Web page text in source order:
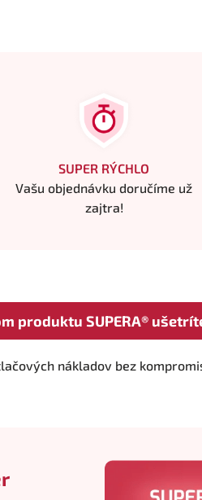
SUPER RÝCHLO
Vašu objednávku doručíme už
zajtra!
produktu SUPERA®
nákladov bez